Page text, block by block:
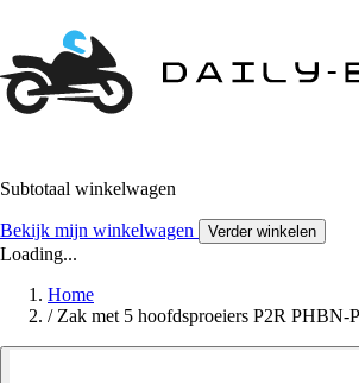
Subtotaal winkelwagen
Bekijk mijn winkelwagen Verder winkelen
Loading...
Home
/ Zak met 5 hoofdsproeiers P2R PHBN-